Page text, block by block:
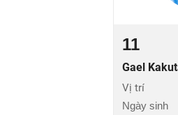
11
Gael
Vị trí
Ngày sinh